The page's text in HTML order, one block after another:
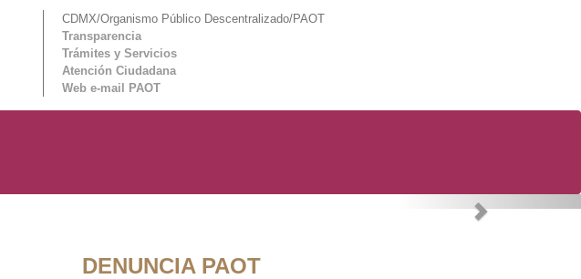
CDMX/Organismo Público Descentralizado/PAOT
Transparencia
Trámites y Servicios
Atención Ciudadana
Web e-mail PAOT
Next
DENUNCIA PAOT